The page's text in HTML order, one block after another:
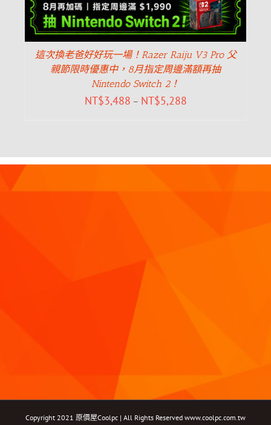
這次換老爸好好玩一場！Razer Raiju V3 Pro 父
親節限時優惠中，8月指定周邊滿額再抽
Nintendo Switch 2！
NT$3,488 – NT$5,288
Copyright 2021 原價屋Coolpc | All Rights Reserved www.coolpc.com.tw